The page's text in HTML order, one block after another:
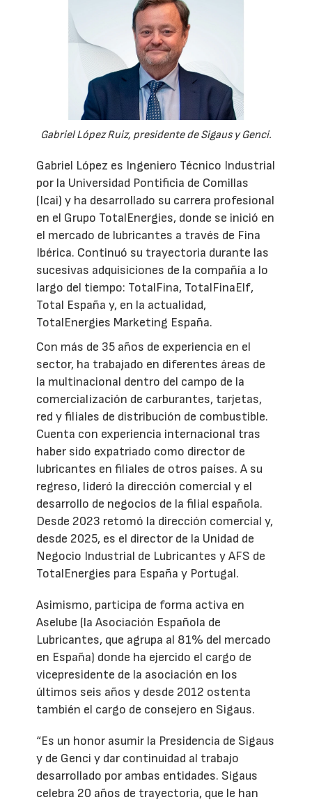
Gabriel López Ruiz, presidente de Sigaus y Genci.
Gabriel López es Ingeniero Técnico Industrial
por la Universidad Pontificia de Comillas
(Icai) y ha desarrollado su carrera profesional
en el Grupo TotalEnergies, donde se inició en
el mercado de lubricantes a través de Fina
Ibérica. Continuó su trayectoria durante las
sucesivas adquisiciones de la compañía a lo
largo del tiempo: TotalFina, TotalFinaElf,
Total España y, en la actualidad,
TotalEnergies Marketing España.
Con más de 35 años de experiencia en el
sector, ha trabajado en diferentes áreas de
la multinacional dentro del campo de la
comercialización de carburantes, tarjetas,
red y filiales de distribución de combustible.
Cuenta con experiencia internacional tras
haber sido expatriado como director de
lubricantes en filiales de otros países. A su
regreso, lideró la dirección comercial y el
desarrollo de negocios de la filial española.
Desde 2023 retomó la dirección comercial y,
desde 2025, es el director de la Unidad de
Negocio Industrial de Lubricantes y AFS de
TotalEnergies para España y Portugal.
Asimismo, participa de forma activa en
Aselube (la Asociación Española de
Lubricantes, que agrupa al 81% del mercado
en España) donde ha ejercido el cargo de
vicepresidente de la asociación en los
últimos seis años y desde 2012 ostenta
también el cargo de consejero en Sigaus.
“Es un honor asumir la Presidencia de Sigaus
y de Genci y dar continuidad al trabajo
desarrollado por ambas entidades. Sigaus
celebra 20 años de trayectoria, que le han